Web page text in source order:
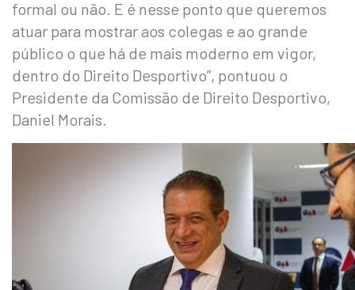
formal ou não. E é nesse ponto que queremos
atuar para mostrar aos colegas e ao grande
público o que há de mais moderno em vigor,
dentro do Direito Desportivo”, pontuou o
Presidente da Comissão de Direito Desportivo,
Daniel Morais.